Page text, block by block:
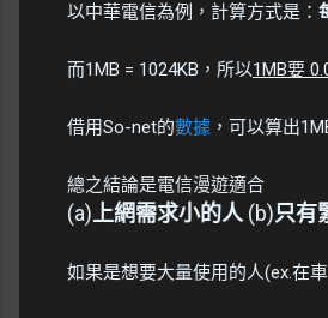
以中華電信為例，計算方式是：
而1MB = 1024KB，所以1MB要
借用So-net的數據 ，可以算出
總之結論是電信漫遊適合
(a)上網需求小的人(b)只有
如果是想要大量使用的人(ex.在